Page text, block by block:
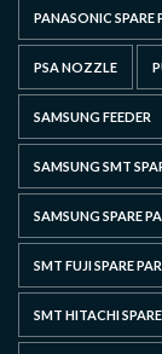
PANASONIC
PSA NOZZLE
SAMSUNG FEEDER
SAMSUNG SMT
SAMSUNG SPARE
SMT FUJI SPARE
SMT HITACHI